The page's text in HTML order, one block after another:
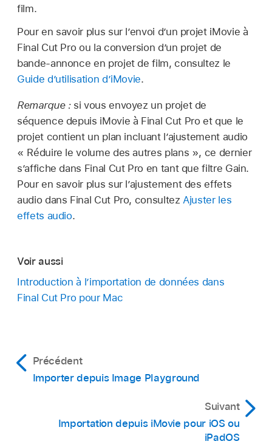
film.
Pour en savoir plus sur l’envoi d’un projet iMovie à
Final Cut Pro ou la conversion d’un projet de
bande-annonce en projet de film, consultez le
Guide d’utilisation d’iMovie.
Remarque : si vous envoyez un projet de
séquence depuis iMovie à Final Cut Pro et que le
projet contient un plan incluant l’ajustement audio
« Réduire le volume des autres plans », ce dernier
s’affiche dans Final Cut Pro en tant que filtre Gain.
Pour en savoir plus sur l’ajustement des effets
audio dans Final Cut Pro, consultezAjuster les
effets audio.
Voir aussi
Introduction à l’importation de données dans
Final Cut Pro pour Mac
Précédent
Importer depuis Image Playground
Suivant
Importation depuis iMovie pour iOS ou
iPadOS